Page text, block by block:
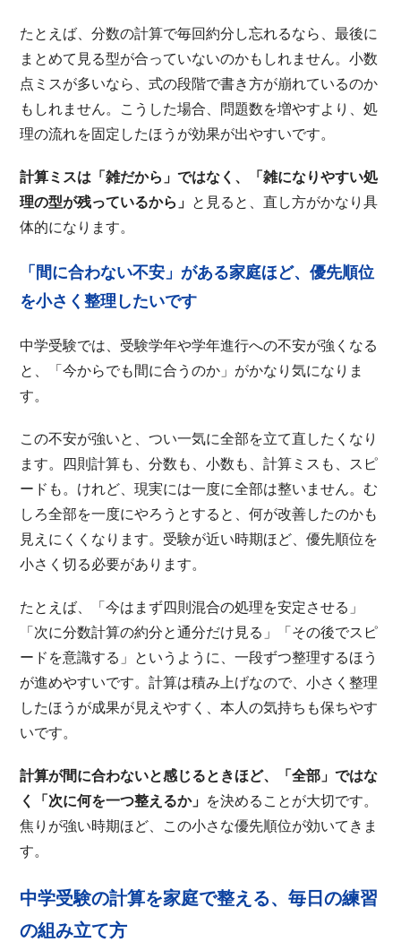
たとえば、分数の計算で毎回約分し忘れるなら、最後に
まとめて見る型が合っていないのかもしれません。小数
点ミスが多いなら、式の段階で書き方が崩れているのか
もしれません。こうした場合、問題数を増やすより、処
理の流れを固定したほうが効果が出やすいです。
計算ミスは「雑だから」ではなく、「雑になりやすい処
理の型が残っているから」 と見ると、直し方がかなり具
体的になります。
「間に合わない不安」がある家庭ほど、優先順位
を小さく整理したいです
中学受験では、受験学年や学年進行への不安が強くなる
と、「今からでも間に合うのか」がかなり気になりま
す。
この不安が強いと、つい一気に全部を立て直したくなり
ます。四則計算も、分数も、小数も、計算ミスも、スピ
ードも。けれど、現実には一度に全部は整いません。む
しろ全部を一度にやろうとすると、何が改善したのかも
見えにくくなります。受験が近い時期ほど、優先順位を
小さく切る必要があります。
たとえば、「今はまず四則混合の処理を安定させる」
「次に分数計算の約分と通分だけ見る」「その後でスピ
ードを意識する」というように、一段ずつ整理するほう
が進めやすいです。計算は積み上げなので、小さく整理
したほうが成果が見えやすく、本人の気持ちも保ちやす
いです。
計算が間に合わないと感じるときほど、「全部」ではな
く「次に何を一つ整えるか」 を決めることが大切です。
焦りが強い時期ほど、この小さな優先順位が効いてきま
す。
中学受験の計算を家庭で整える、毎日の練習
の組み立て方